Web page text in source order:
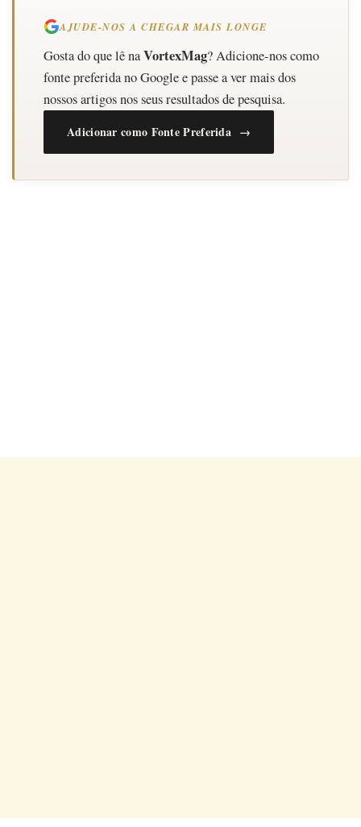
AJUDE-NOS A CHEGAR MAIS LONGE
Gosta do que lê naVortexMag? Adicione-nos como
fonte preferida no Google e passe a ver mais dos
nossos artigos nos seus resultados de pesquisa.
Adicionar como Fonte Preferida →